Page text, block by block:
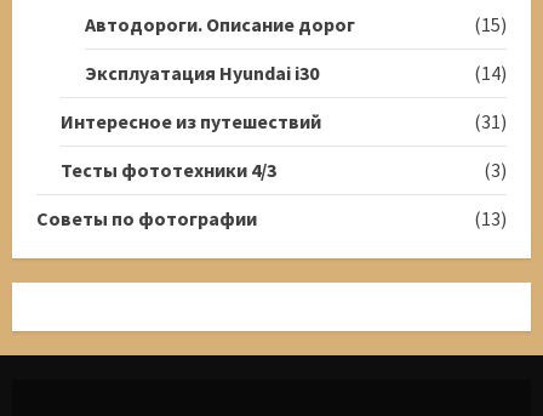
Автодороги. Описание дорог
(15)
Эксплуатация Hyundai i30
(14)
Интересное из путешествий
(31)
Тесты фототехники 4/3
(3)
Советы по фотографии
(13)